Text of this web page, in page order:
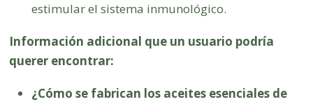
estimular el sistema inmunológico.
Información adicional que un usuario podría
querer encontrar:
¿Cómo se fabrican los aceites esenciales de